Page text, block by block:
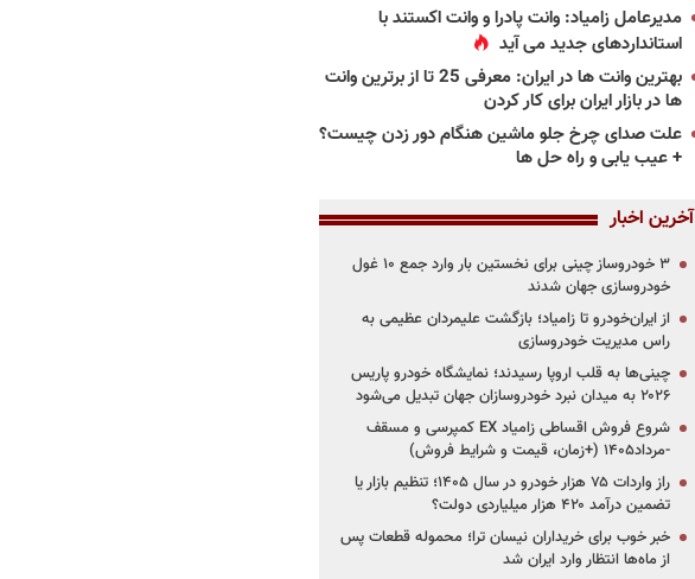
مدیرعامل زامیاد: وانت پادرا و وانت اکستند با
استانداردهای جدید می آید
بهترین وانت ها در ایران: معرفی 25 تا از برترین وانت
ها در بازار ایران برای کار کردن
علت صدای چرخ جلو ماشین هنگام دور زدن چیست؟
+ عیب یابی و راه حل ها
آخرین اخبار
۳ خودروساز چینی برای نخستین بار وارد جمع ۱۰ غول
خودروسازی جهان شدند
از ایران‌خودرو تا زامیاد؛ بازگشت علیمردان عظیمی به
راس مدیریت خودروسازی
چینی‌ها به قلب اروپا رسیدند؛ نمایشگاه خودرو پاریس
۲۰۲۶ به میدان نبرد خودروسازان جهان تبدیل می‌شود
شروع فروش اقساطی زامیاد EX کمپرسی و مسقف
-مرداد۱۴۰۵ (+زمان، قیمت و شرایط فروش)
راز واردات ۷۵ هزار خودرو در سال ۱۴۰۵؛ تنظیم بازار یا
تضمین درآمد ۴۲۰ هزار میلیاردی دولت؟
خبر خوب برای خریداران نیسان ترا؛ محموله قطعات پس
از ماه‌ها انتظار وارد ایران شد